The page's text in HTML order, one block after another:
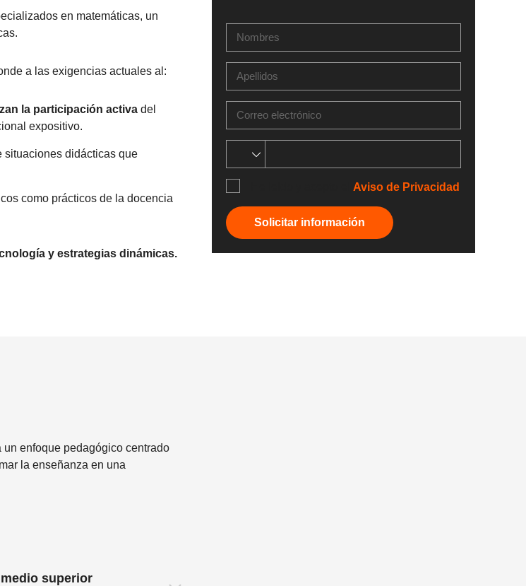
en matemáticas, un
a las exigencias actuales al:
la participación activa del
expositivo.
situaciones didácticas que
como prácticos de la docencia
y estrategias dinámicas.
Aviso de Privacidad
Solicitar información
enfoque pedagógico centrado
la enseñanza en una
superior